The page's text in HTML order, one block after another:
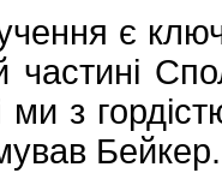
є
частині
ми з